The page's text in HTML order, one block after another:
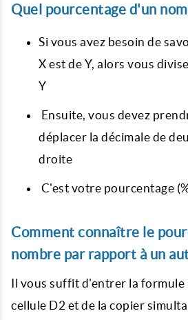
Quel pourcentage d'un
Si vous avez besoin de
X est de Y, alors vous
Y
Ensuite, vous devez
déplacer la décimale de
droite
C'est votre pourcentage
Comment connaître le
nombre par rapport à un
Il vous suffit d'entrer la formule
cellule D2 et de la copier